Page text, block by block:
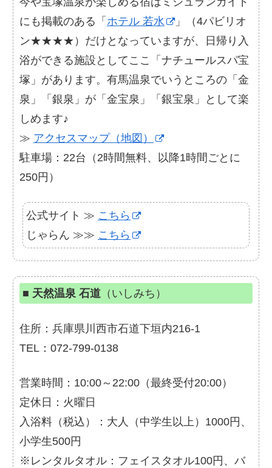
にも掲載のある「 ホテル 若水
」（4パビリオ
ン★★★★）だけとなっていますが、日帰り入
浴ができる施設としてここ「ナチュールスパ宝
塚」があります。有馬温泉でいうところの「金
泉」「銀泉」が「金宝泉」「銀宝泉」として楽
しめます♪
≫ アクセスマップ（地図）
駐車場：22台（2時間無料、以降1時間ごとに
250円）
公式サイト ≫ こちら
じゃらん ≫≫ こちら
■ 天然温泉 石道 （いしみち）
住所：兵庫県川西市石道下垣内216-1
TEL：072-799-0138
営業時間：10:00～22:00（最終受付20:00）
定休日：火曜日
入浴料（税込）：大人（中学生以上）1000円、
小学生500円
※レンタルタオル：フェイスタオル100円、バ